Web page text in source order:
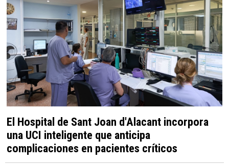
El Hospital de Sant Joan d'Alacant incorpora
una UCI inteligente que anticipa
complicaciones en pacientes críticos